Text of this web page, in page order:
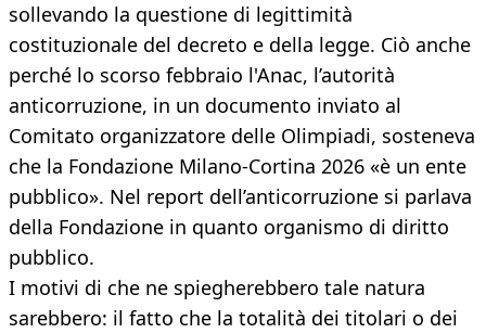
sollevando la questione di legittimità
costituzionale del decreto e della legge. Ciò anche
perché lo scorso febbraio l'Anac, l’autorità
anticorruzione, in un documento inviato al
Comitato organizzatore delle Olimpiadi, sosteneva
che la Fondazione Milano-Cortina 2026 «è un ente
pubblico». Nel report dell’anticorruzione si parlava
della Fondazione in quanto organismo di diritto
pubblico.
I motivi di che ne spiegherebbero tale natura
sarebbero: il fatto che la totalità dei titolari o dei